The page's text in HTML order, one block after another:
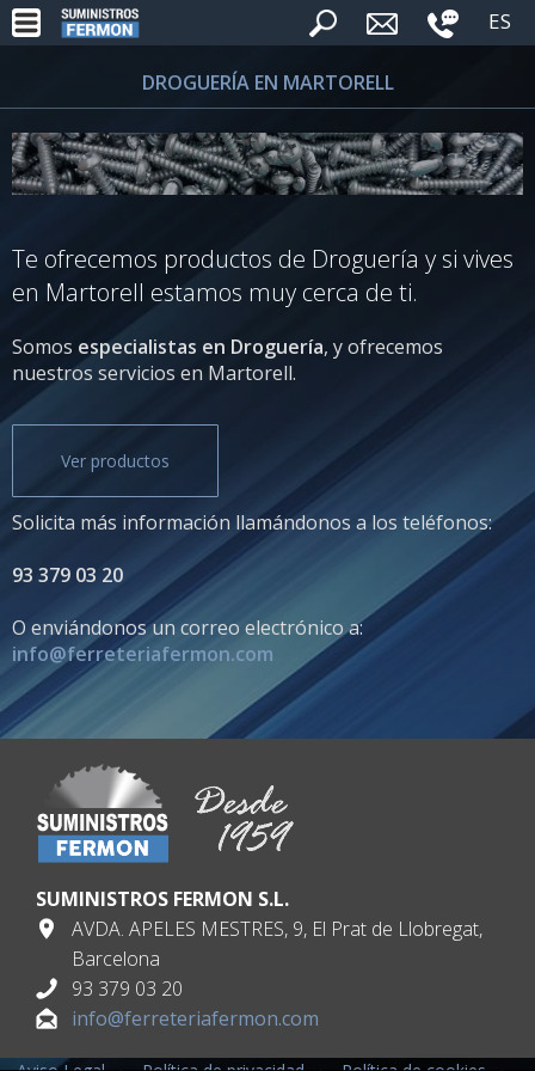
ES
DROGUERÍA EN MARTORELL
Te ofrecemos productos de Droguería y si vives
en Martorell estamos muy cerca de ti.
Somos especialistas en Droguería, y ofrecemos
nuestros servicios en Martorell.
Ver productos
Solicita más información llamándonos a los teléfonos:
93 379 03 20
O enviándonos un correo electrónico a:
info@ferreteriafermon.com
SUMINISTROS FERMON S.L.
AVDA. APELES MESTRES, 9, El Prat de Llobregat,
Barcelona
93 379 03 20
info@ferreteriafermon.com